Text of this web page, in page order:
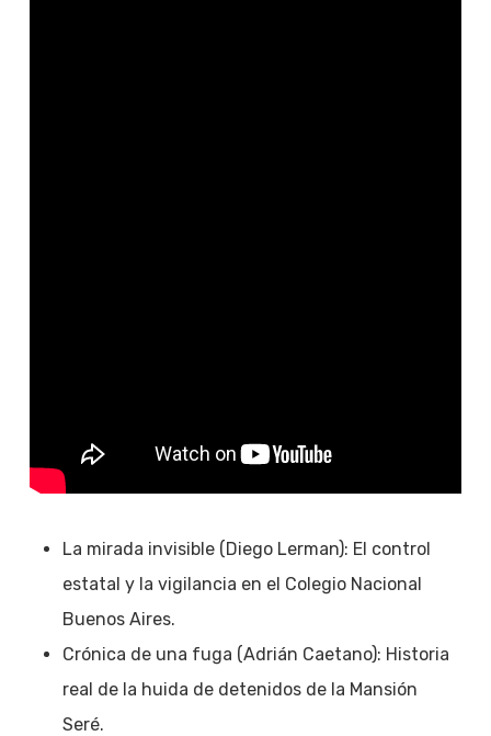
La mirada invisible (Diego Lerman): El control
estatal y la vigilancia en el Colegio Nacional
Buenos Aires.
Crónica de una fuga (Adrián Caetano): Historia
real de la huida de detenidos de la Mansión
Seré.